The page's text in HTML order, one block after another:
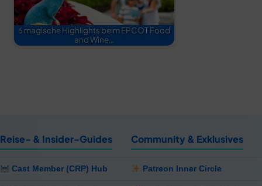
6 magische Highlights beim EPCOT Food
and Wine…
Reise- & Insider-Guides
Cast Member (CRP) Hub
Community & Exklusives
Patreon Inner Circle